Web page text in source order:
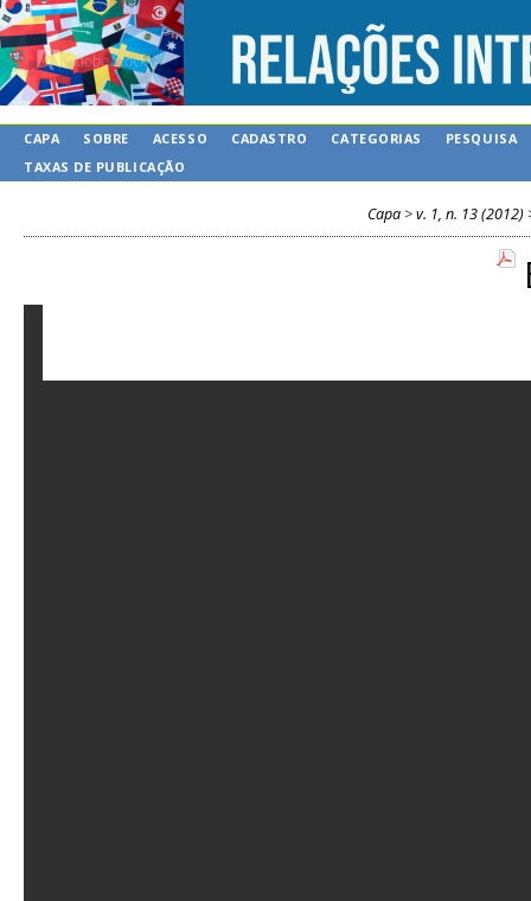
CAPA SOBRE ACESSO CADASTRO CATEGORIAS
PESQUISA
TAXAS DE PUBLICAÇÃO
Capa >v. 1, n. 13 (2012)